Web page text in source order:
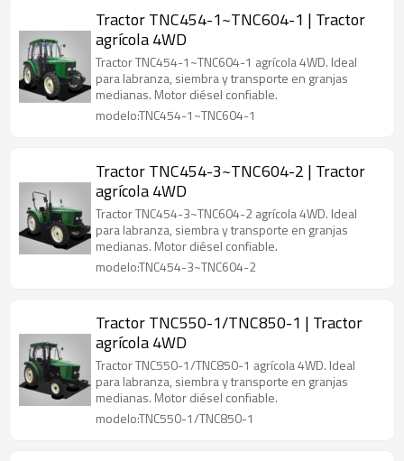
Tractor TNC454-1~TNC604-1 | Tractor
agrícola 4WD
Tractor TNC454-1~TNC604-1 agrícola 4WD. Ideal
para labranza, siembra y transporte en granjas
medianas. Motor diésel confiable.
modelo:TNC454-1~TNC604-1
Tractor TNC454-3~TNC604-2 | Tractor
agrícola 4WD
Tractor TNC454-3~TNC604-2 agrícola 4WD. Ideal
para labranza, siembra y transporte en granjas
medianas. Motor diésel confiable.
modelo:TNC454-3~TNC604-2
Tractor TNC550-1/TNC850-1 | Tractor
agrícola 4WD
Tractor TNC550-1/TNC850-1 agrícola 4WD. Ideal
para labranza, siembra y transporte en granjas
medianas. Motor diésel confiable.
modelo:TNC550-1/TNC850-1